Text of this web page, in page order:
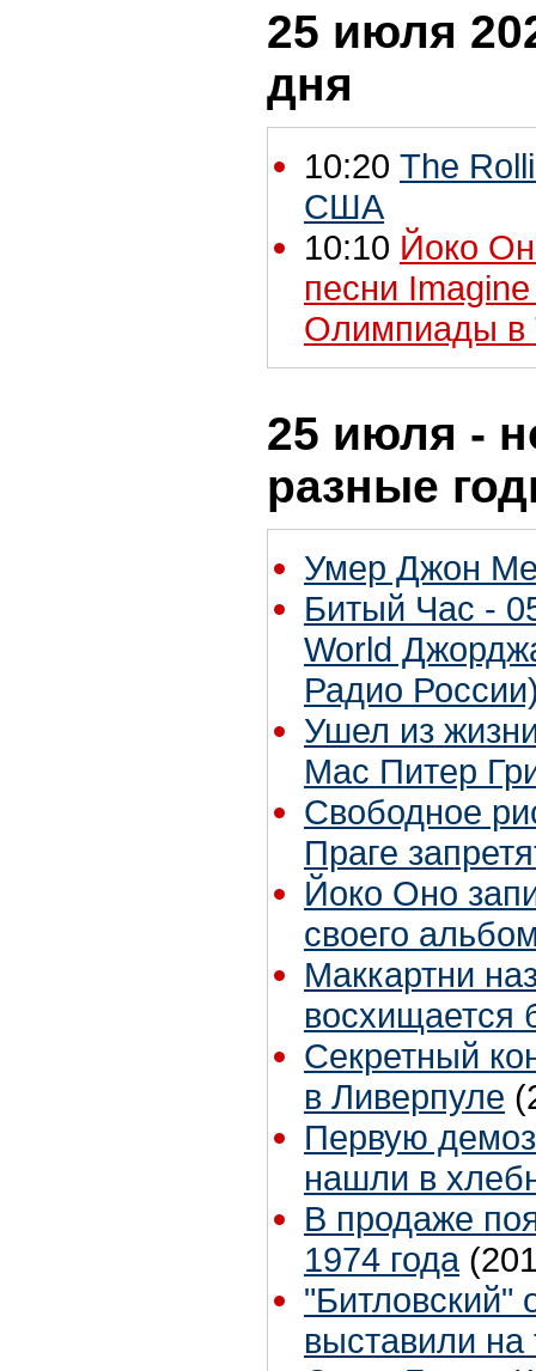
25 июля
дня
10:20 The
США
10:10 Йоко
песни
Олимпиады в
25 июля -
разные
Умер Джон
Битый Час -
World
Радио
Ушел из
Mac Питер
Свободное
Праге
Йоко Оно
своего
Маккартни
восхищается
Секретный
в Ливерпуле
Первую
нашли в
В продаже
1974 года
"Битловский"
выставили на